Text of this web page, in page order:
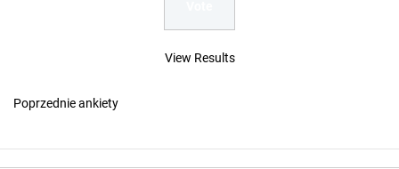
View Results
Poprzednie ankiety